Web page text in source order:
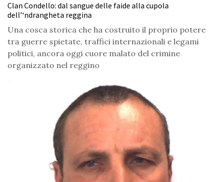
Clan Condello: dal sangue delle faide alla cupola
dell’‘ndrangheta reggina
Una cosca storica che ha costruito il proprio potere
tra guerre spietate, traffici internazionali e legami
politici, ancora oggi cuore malato del crimine
organizzato nel reggino